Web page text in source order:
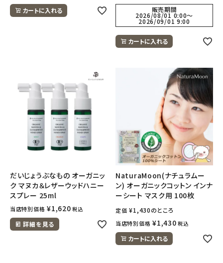
カートに入れる 販売期間
2026/08/01 0:00〜
2026/09/01 9:00
カートに入れる
だいじょうぶなもの オーガニッ
ク マヌカ＆レザーウッドハニー
スプレー 25ml
当店特別価格 ¥1,620 税込
詳細を見る
NaturaMoon(ナチュラムー
ン) オーガニックコットン インナ
ーシート マスク用 100枚
定価 ¥1,430のところ
当店特別価格 ¥1,430 税込
カートに入れる